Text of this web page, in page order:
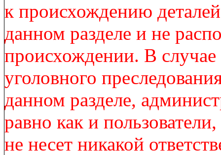
к происхождению
данном разделе и не
происхождении. В
уголовного
данном разделе,
равно как и
не несет никакой